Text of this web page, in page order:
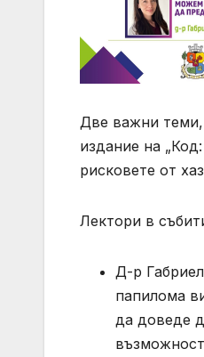
Две важни теми,
издание на
рисковете от
Лектори в
Д-р
папилома
да доведе